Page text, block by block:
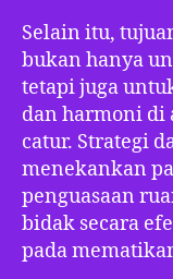
Selain itu,
bukan hanya
tetapi juga
dan harmoni di
catur. Strategi
menekankan
penguasaan
bidak secara
pada